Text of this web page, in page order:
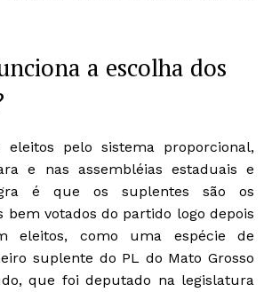
a escolha dos
eleitos pelo sistema proporcional,
e nas assembléias estaduais e
é que os suplentes são os
bem votados do partido logo depois
eleitos, como uma espécie de
suplente do PL do Mato Grosso
que foi deputado na legislatura